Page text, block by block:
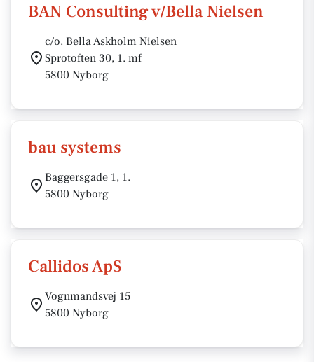
BAN Consulting v/Bella Nielsen
c/o. Bella Askholm Nielsen
Sprotoften 30, 1. mf
5800 Nyborg
bau systems
Baggersgade 1, 1.
5800 Nyborg
Callidos ApS
Vognmandsvej 15
5800 Nyborg